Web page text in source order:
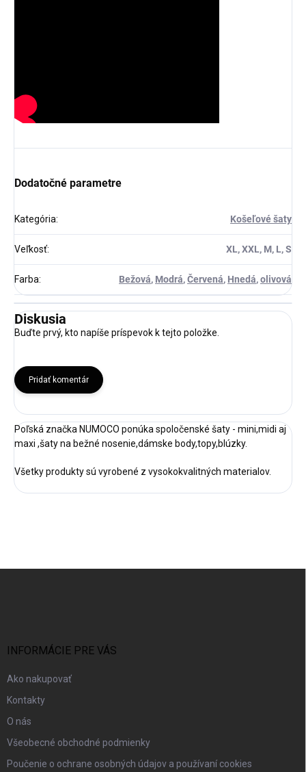
Dodatočné parametre
Kategória: Košeľové šaty
Veľkosť: XL, XXL, M, L, S
Farba: Bežová, Modrá,Červená, Hnedá,olivová
Diskusia
Buďte prvý, kto napíše príspevok k tejto položke.
Pridať komentár
Poľská značka NUMOCO ponúka spoločenské šaty - mini,midi aj
maxi ,šaty na bežné nosenie,dámske body,topy,blúzky.
Všetky produkty sú vyrobené z vysokokvalitných materialov.
INFORMÁCIE PRE VÁS
Ako nakupovať
Kontakty
O nás
Všeobecné obchodné podmienky
Poučenie o ochrane osobných údajov a používaní cookies